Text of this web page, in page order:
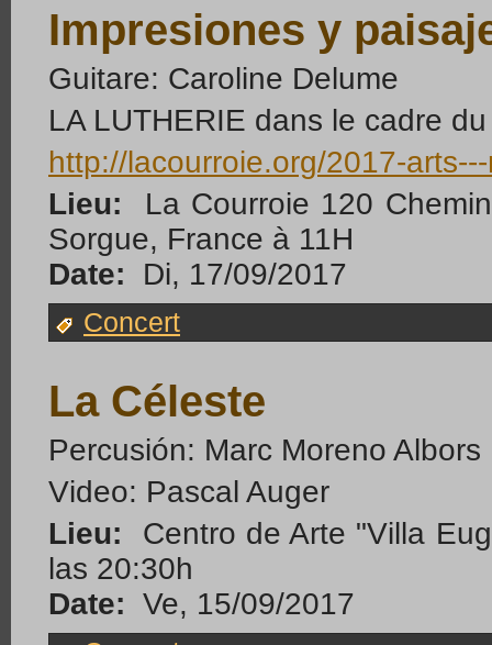
Impresiones y
Guitare: Caroline Delume
LA LUTHERIE dans le cadre
http://lacourroie.org/2017-
Lieu:
La Courroie 120
Sorgue, France à 11H
Date:
Di, 17/09/2017
Concert
La Céleste
Percusión: Marc Moreno Albors
Video: Pascal Auger
Lieu:
Centro de Arte "Villa
las 20:30h
Date: Ve, 15/09/2017